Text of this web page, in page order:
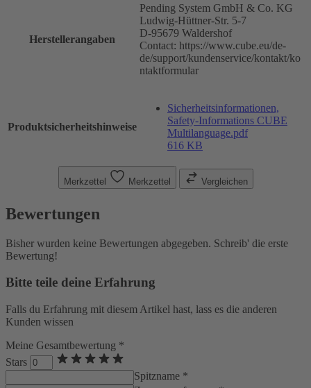
Herstellerangaben
Pending System GmbH & Co. KG
Ludwig-Hüttner-Str. 5-7
D-95679 Waldershof
Contact: https://www.cube.eu/de-
de/support/kundenservice/kontakt/ko
ntaktformular
Produktsicherheitshinweise
Sicherheitsinformationen,
Safety-Informations CUBE
Multilanguage.pdf
616 KB
Merkzettel Merkzettel Vergleichen
Bewertungen
Bisher wurden keine Bewertungen abgegeben. Schreib' die erste
Bewertung!
Bitte teile deine Erfahrung
Falls du Erfahrung mit diesem Artikel hast, lass es die anderen
Kunden wissen
Meine Gesamtbewertung *
Stars
Spitzname *